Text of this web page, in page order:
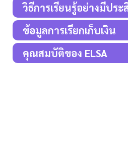
วิธีการเรียนรู้อย่างมีปร
ข้อมูลการเรียกเก็บเงิน
คุณสมบัติของ ELSA